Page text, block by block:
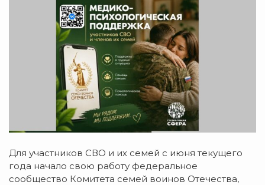
Для участников СВО и их семей с июня текущего
года начало свою работу федеральное
сообщество Комитета семей воинов Отечества,